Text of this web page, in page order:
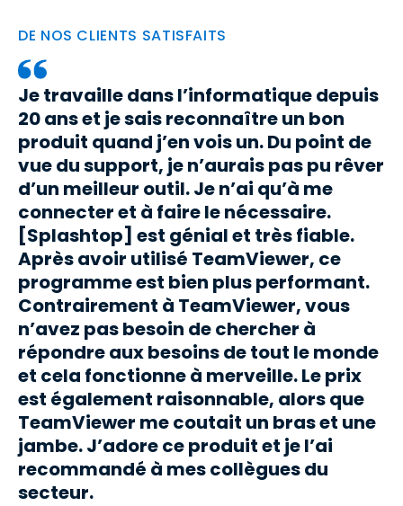
DE NOS CLIENTS SATISFAITS
Je travaille dans l’informatique depuis
20 ans et je sais reconnaître un bon
produit quand j’en vois un. Du point de
vue du support, je n’aurais pas pu rêver
d’un meilleur outil. Je n’ai qu’à me
connecter et à faire le nécessaire.
[Splashtop] est génial et très fiable.
Après avoir utilisé TeamViewer, ce
programme est bien plus performant.
Contrairement à TeamViewer, vous
n’avez pas besoin de chercher à
répondre aux besoins de tout le monde
et cela fonctionne à merveille. Le prix
est également raisonnable, alors que
TeamViewer me coutait un bras et une
jambe. J’adore ce produit et je l’ai
recommandé à mes collègues du
secteur.